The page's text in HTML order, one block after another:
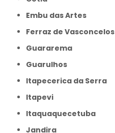
Embu das Artes
Ferraz de Vasconcelos
Guararema
Guarulhos
Itapecerica da Serra
Itapevi
Itaquaquecetuba
Jandira